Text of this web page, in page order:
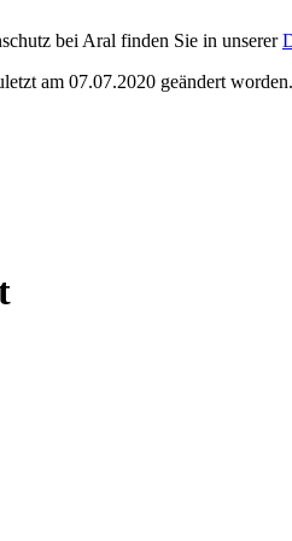
bei Aral finden Sie in unserer
am 07.07.2020 geändert worden.